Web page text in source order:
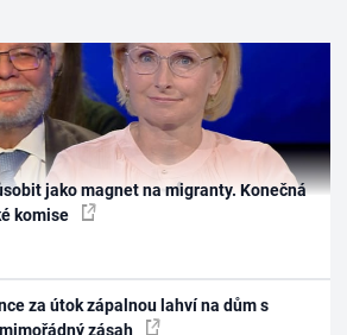
jako magnet na migranty. Konečná
komise
za útok zápalnou lahví na dům s
zásah